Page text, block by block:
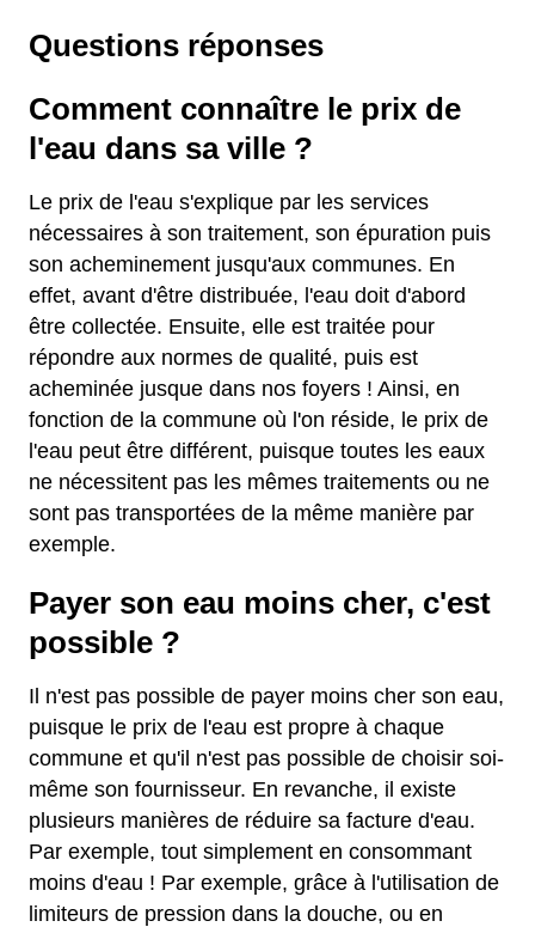
Questions réponses
Comment connaître le prix de
l'eau dans sa ville ?
Le prix de l'eau s'explique par les services
nécessaires à son traitement, son épuration puis
son acheminement jusqu'aux communes. En
effet, avant d'être distribuée, l'eau doit d'abord
être collectée. Ensuite, elle est traitée pour
répondre aux normes de qualité, puis est
acheminée jusque dans nos foyers ! Ainsi, en
fonction de la commune où l'on réside, le prix de
l'eau peut être différent, puisque toutes les eaux
ne nécessitent pas les mêmes traitements ou ne
sont pas transportées de la même manière par
exemple.
Payer son eau moins cher, c'est
possible ?
Il n'est pas possible de payer moins cher son eau,
puisque le prix de l'eau est propre à chaque
commune et qu'il n'est pas possible de choisir soi-
même son fournisseur. En revanche, il existe
plusieurs manières de réduire sa facture d'eau.
Par exemple, tout simplement en consommant
moins d'eau ! Par exemple, grâce à l'utilisation de
limiteurs de pression dans la douche, ou en